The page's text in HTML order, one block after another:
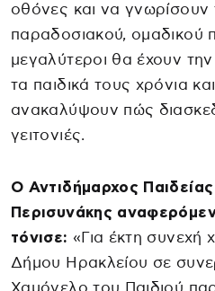
οθόνες και να γνωρίσουν
παραδοσιακού, ομαδικού
μεγαλύτεροι θα έχουν
τα παιδικά τους χρόνια
ανακαλύψουν πώς
γειτονιές.
Ο Αντιδήμαρχος
Περισυνάκης
τόνισε: «Για έκτη συνεχή
Δήμου Ηρακλείου σε
Χαμόγελο του Παιδιού